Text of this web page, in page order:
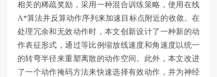
相关的稀疏奖励，采用一种混合训练策略，使用在线
A*算法并反算动作序列来加速目标点附近的收敛。在
处理冗余和无效动作时，本文创新设计了一种新的动
作表征形式，通过等比例缩放线速度和角速度以统一
的转弯半径来重塑离散的动作空间。此外，本文改进
了一个动作掩码方法来快速选择有效动作，并为神经